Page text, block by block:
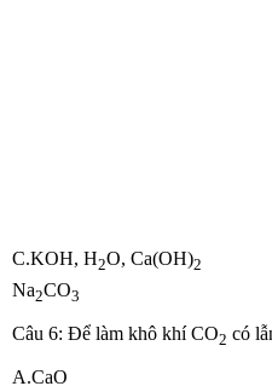
C.KOH, H2O, Ca(OH)2 D.
Na2CO3
Câu 6: Để làm khô khí CO2 có
A.CaO